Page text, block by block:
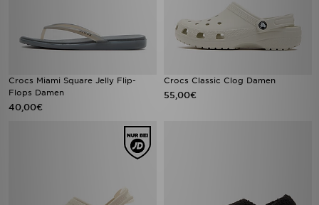
Crocs Miami Square Jelly Flip-
Flops Damen
40,00€
Crocs Classic Clog Damen
55,00€